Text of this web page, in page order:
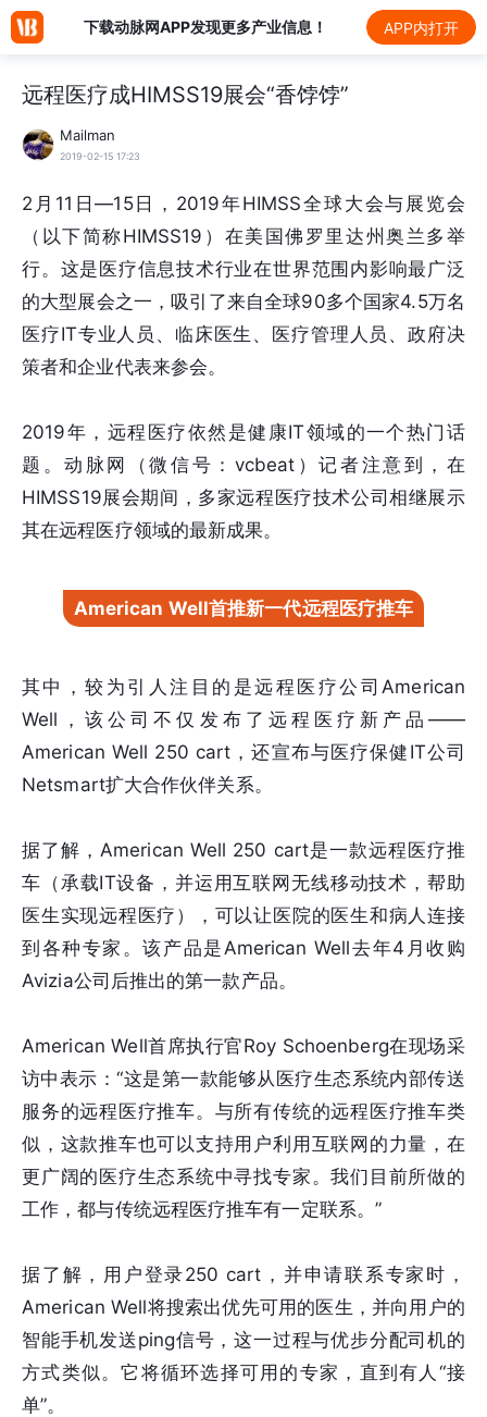
下载动脉网APP发现更多产业信息！ APP内打开
远程医疗成HIMSS19展会“香饽饽”
Mailman
2019-02-15 17:23
2月11日—15日，2019年HIMSS全球大会与展览会
（以下简称HIMSS19）在美国佛罗里达州奥兰多举
行。这是医疗信息技术行业在世界范围内影响最广泛
的大型展会之一，吸引了来自全球90多个国家4.5万名
医疗IT专业人员、临床医生、医疗管理人员、政府决
策者和企业代表来参会。
2019年，远程医疗依然是健康IT领域的一个热门话
题。动脉网（微信号：vcbeat）记者注意到，在
HIMSS19展会期间，多家远程医疗技术公司相继展示
其在远程医疗领域的最新成果。
American Well首推新一代远程医疗推车
其中，较为引人注目的是远程医疗公司American
Well，该公司不仅发布了远程医疗新产品——
American Well 250 cart，还宣布与医疗保健IT公司
Netsmart扩大合作伙伴关系。
据了解，American Well 250 cart是一款远程医疗推
车（承载IT设备，并运用互联网无线移动技术，帮助
医生实现远程医疗），可以让医院的医生和病人连接
到各种专家。该产品是American Well去年4月收购
Avizia公司后推出的第一款产品。
American Well首席执行官Roy Schoenberg在现场采
访中表示：“这是第一款能够从医疗生态系统内部传送
服务的远程医疗推车。与所有传统的远程医疗推车类
似，这款推车也可以支持用户利用互联网的力量，在
更广阔的医疗生态系统中寻找专家。我们目前所做的
工作，都与传统远程医疗推车有一定联系。”
据了解，用户登录250 cart，并申请联系专家时，
American Well将搜索出优先可用的医生，并向用户的
智能手机发送ping信号，这一过程与优步分配司机的
方式类似。它将循环选择可用的专家，直到有人“接
单”。